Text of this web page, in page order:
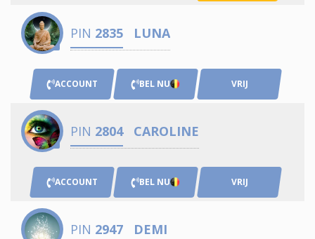
PIN 2835 LUNA
ACCOUNT BEL NU VRIJ
PIN 2804 CAROLINE
ACCOUNT BEL NU VRIJ
PIN 2947 DEMI